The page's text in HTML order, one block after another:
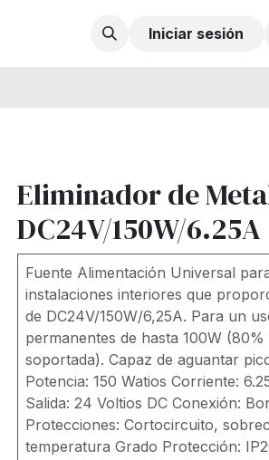
Iniciar sesión
Eliminador de
DC24V/150W/6.25A
Fuente Alimentación Universal
instalaciones interiores que
de DC24V/150W/6,25A. Para un
permanentes de hasta 100W
soportada). Capaz de aguantar
Potencia: 150 Watios Corriente:
Salida: 24 Voltios DC Conexión:
Protecciones: Cortocircuito,
temperatura Grado Protección: